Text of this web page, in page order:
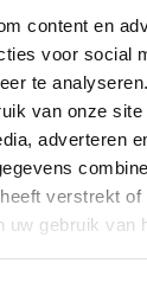
content en
voor social
te
van onze site
adverteren
verstrekt of
uw gebruik van